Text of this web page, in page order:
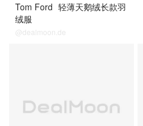
Tom Ford 轻薄天鹅绒长款羽
绒服
@dealmoon.de